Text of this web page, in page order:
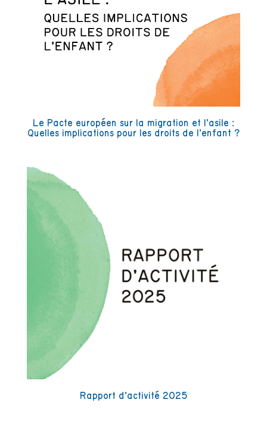
Le Pacte européen sur la migration et l’asile :
Quelles implications pour les droits de l’enfant ?
Rapport d’activité 2025